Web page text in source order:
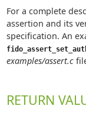
For a complete
assertion and its
specification. An
examples/assert.c
RETURN